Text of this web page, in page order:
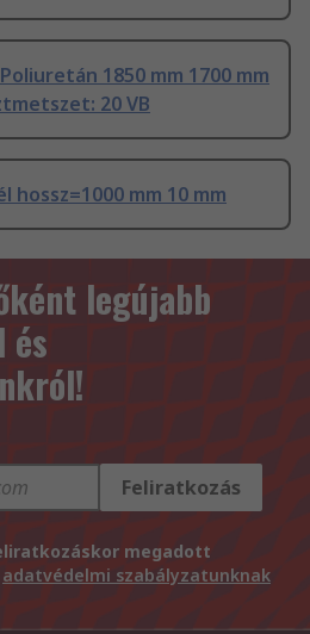
1850 mm 1700 mm
20 VB
hossz=1000 mm 10 mm
legújabb
és
Feliratkozás
megadott
adatvédelmi szabályzatunknak